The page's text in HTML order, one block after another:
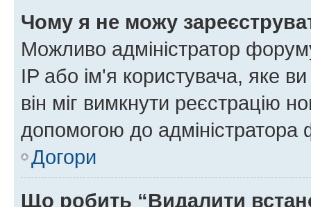
Чому я не можу
Можливо адміністратор
IP або ім'я користувача, яке
він міг вимкнути реєстрацію
допомогою до адміністратора
Догори
Що робить “Видалити